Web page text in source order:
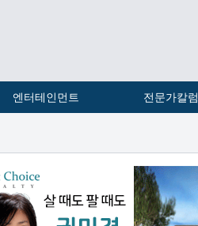
엔터테인먼트 전문가칼럼